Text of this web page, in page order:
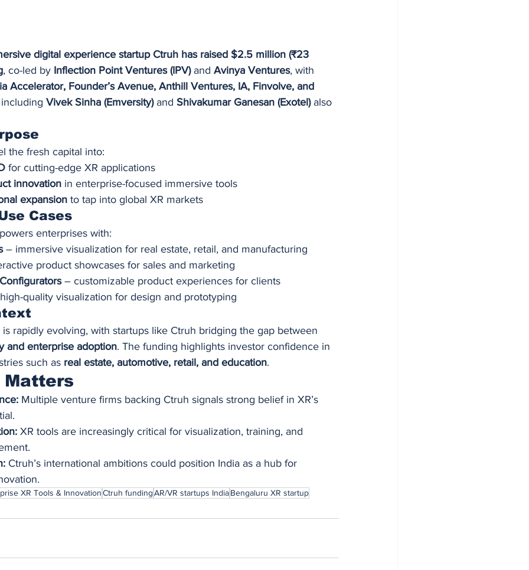
digital experience startup Ctruh has raised $2.5 million (₹23
, co-led by Inflection Point Ventures (IPV) and Avinya Ventures, with
Accelerator, Founder’s Avenue, Anthill Ventures, IA, Finvolve, and
Vivek Sinha (Emversity) and Shivakumar Ganesan (Exotel) also
the fresh capital into:
for cutting-edge XR applications
innovation in enterprise-focused immersive tools
expansion to tap into global XR markets
Cases
enterprises with:
– immersive visualization for real estate, retail, and manufacturing
product showcases for sales and marketing
– customizable product experiences for clients
quality visualization for design and prototyping
is rapidly evolving, with startups like Ctruh bridging the gap between
and enterprise adoption. The funding highlights investor confidence in
such as real estate, automotive, retail, and education.
Matters
Multiple venture firms backing Ctruh signals strong belief in XR’s
XR tools are increasingly critical for visualization, training, and
Ctruh’s international ambitions could position India as a hub for
XR Tools & InnovationCtruh fundingAR/VR startups IndiaBengaluru XR startup